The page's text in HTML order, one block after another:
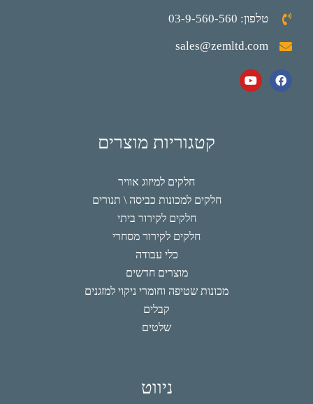
טלפון: 03-9-560-560
sales@zemltd.com
קטגוריות מוצרים
חלקים למיזוג אוויר
חלקים למכונות כביסה \ תנורים
חלקים לקירור ביתי
חלקים לקירור מסחרי
כלי עבודה
מוצרים חדשים
מכונות שטיפה וחומרי ניקוי למזגנים
קבלים
שלטים
ניווט